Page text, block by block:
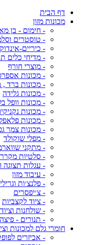
דף הבית
מכונות מזון
- חימום - בן
- טוסטרים
- כיריים-
- מדיחי כלים
- מוצרי חורף
- מכונות
- מכונות ברד ,
- מכונות גלידה
- מכונות וופל
- מכונות
- מכונות
- מכונות צמר
- מפלי שוקולד
- מתקני
- סלטיות
- עגלות תצוגה
- עיבוד מזון
- פלנצ׳ות
- צ׳יפסרים
- ציוד לקצביות
- שולחנות
- תנורים -
חומרי גלם למכונות
- אביזרים